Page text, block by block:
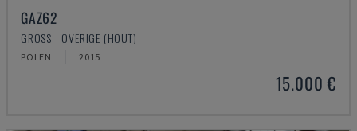
GAZ62
GROSS - OVERIGE (HOUT)
POLEN 2015
15.000 €